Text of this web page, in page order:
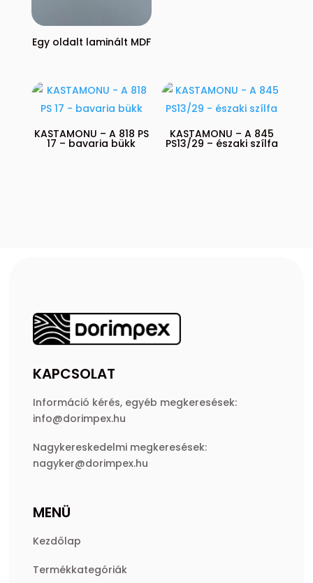
Egy oldalt laminált MDF
KASTAMONU – A 818 PS
17 – bavaria bükk
KASTAMONU – A 845
PS13/29 – északi szílfa
KAPCSOLAT
Információ kérés, egyéb megkeresések:
info@dorimpex.hu
Nagykereskedelmi megkeresések:
nagyker@dorimpex.hu
MENÜ
Kezdőlap
Termékkategóriák